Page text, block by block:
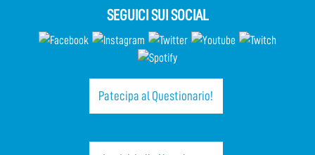
SEGUICI SUI SOCIAL
Patecipa al Questionario!